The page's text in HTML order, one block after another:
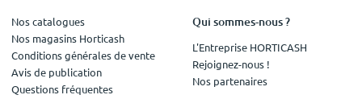
Nos catalogues
Nos magasins Horticash
Conditions générales de vente
Avis de publication
Questions fréquentes
Qui sommes-nous ?
L'Entreprise HORTICASH
Rejoignez-nous !
Nos partenaires